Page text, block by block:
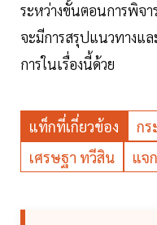
ระหว่างขั้นตอนการพิจา
จะมีการสรุปแนวทางแล
การในเรื่องนี้ด้วย
แท็กที่เกี่ยวข้อง กร
เศรษฐา ทวีสิน
แจ